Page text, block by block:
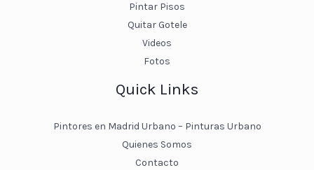
Pintar Pisos
Quitar Gotele
Videos
Fotos
Quick Links
Pintores en Madrid Urbano – Pinturas Urbano
Quienes Somos
Contacto